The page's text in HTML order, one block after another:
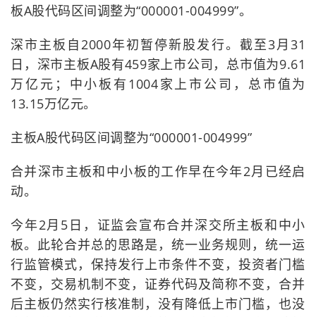
板A股代码区间调整为“000001-004999”。
深市主板自2000年初暂停新股发行。截至3月31
日，深市主板A股有459家上市公司，总市值为9.61
万亿元；中小板有1004家上市公司，总市值为
13.15万亿元。
主板A股代码区间调整为“000001-004999”
合并深市主板和中小板的工作早在今年2月已经启
动。
今年2月5日，证监会宣布合并深交所主板和中小
板。此轮合并总的思路是，统一业务规则，统一运
行监管模式，保持发行上市条件不变，投资者门槛
不变，交易机制不变，证券代码及简称不变，合并
后主板仍然实行核准制，没有降低上市门槛，也没